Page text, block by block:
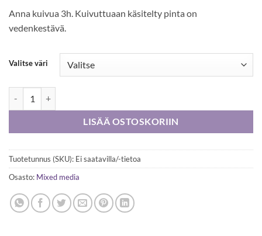
Anna kuivua 3h. Kuivuttuaan käsitelty pinta on
vedenkestävä.
Valitse väri
LISÄÄ OSTOSKORIIN
Tuotetunnus (SKU): Ei saatavilla/-tietoa
Osasto: Mixed media